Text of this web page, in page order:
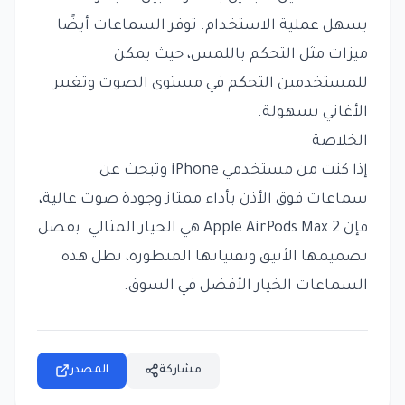
يسهل عملية الاستخدام. توفر السماعات أيضًا
ميزات مثل التحكم باللمس، حيث يمكن
للمستخدمين التحكم في مستوى الصوت وتغيير
الأغاني بسهولة.
الخلاصة
إذا كنت من مستخدمي iPhone وتبحث عن
سماعات فوق الأذن بأداء ممتاز وجودة صوت عالية،
فإن Apple AirPods Max 2 هي الخيار المثالي. بفضل
تصميمها الأنيق وتقنياتها المتطورة، تظل هذه
السماعات الخيار الأفضل في السوق.
المصدر مشاركة